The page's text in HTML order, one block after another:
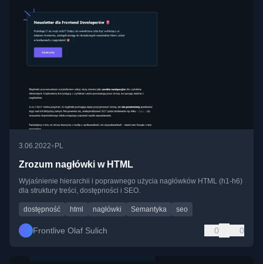
3.06.2022• PL
Zrozum nagłówki w HTML
Wyjaśnienie hierarchii i poprawnego użycia nagłówków HTML (h1-h6)
dla struktury treści, dostępności i SEO.
dostępność html nagłówki Semantyka seo
Frontlive Olaf Sulich 0 0